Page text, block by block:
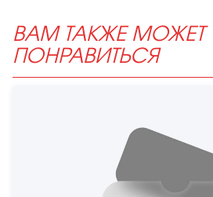
ВАМ ТАКЖЕ МОЖЕТ
ПОНРАВИТЬСЯ